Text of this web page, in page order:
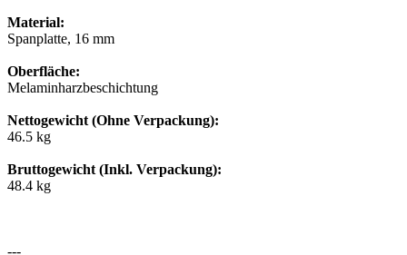
Material:
Spanplatte, 16 mm
Oberfläche:
Melaminharzbeschichtung
Nettogewicht (Ohne Verpackung):
46.5 kg
Bruttogewicht (Inkl. Verpackung):
48.4 kg
---